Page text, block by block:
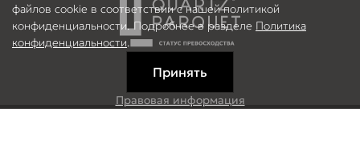
Правовая информация
файлов cookie в соответствии с нашей политикой
конфиденциальности. Подробнее в разделе Политика
конфиденциальности.
Принять